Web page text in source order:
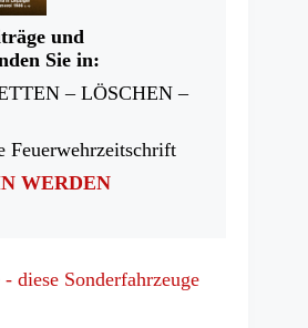
und
Sie in:
– LÖSCHEN –
Feuerwehrzeitschrift
WERDEN
diese Sonderfahrzeuge